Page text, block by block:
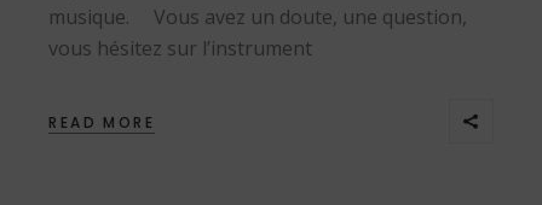
musique. Vous avez un doute, une question,
vous hésitez sur l’instrument
READ MORE